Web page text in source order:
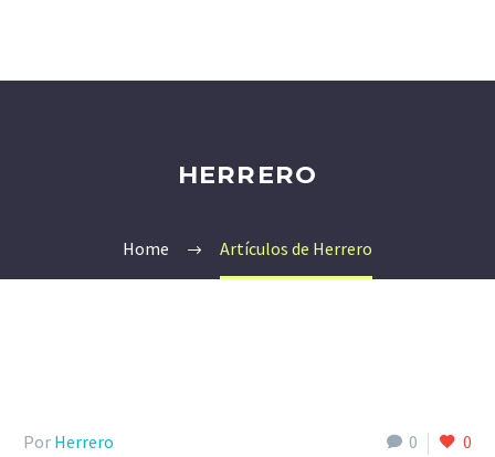
HERRERO
Home Artículos de Herrero
0 0
Por Herrero